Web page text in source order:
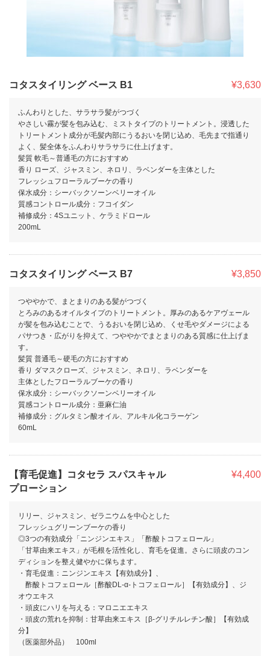
コタスタイリング ベース B1 ¥3,630
ふんわりとした、サラサラ髪がつづく
やさしい霧が髪を包み込む、ミストタイプのトリートメント。浸透した
トリートメント成分が毛髪内部にうるおいを閉じ込め、毛先まで指通り
よく、髪全体をふんわりサラサラに仕上げます。
髪質 軟毛～普通毛の方におすすめ
香り ローズ、ジャスミン、ネロリ、ラベンダーを主体とした
フレッシュフローラルブーケの香り
保水成分：シーバックソーンベリーオイル
質感コントロール成分：フコイダン
補修成分：4Sユニット、ケラミドロール
200mL
コタスタイリング ベース B7 ¥3,850
つややかで、まとまりのある髪がつづく
とろみのあるオイルタイプのトリートメント。厚みのあるケアヴェール
が髪を包み込むことで、うるおいを閉じ込め、くせ毛やダメージによる
パサつき・広がりを抑えて、つややかでまとまりのある質感に仕上げま
す。
髪質 普通毛～硬毛の方におすすめ
香り ダマスクローズ、ジャスミン、ネロリ、ラベンダーを
主体としたフローラルブーケの香り
保水成分：シーバックソーンベリーオイル
質感コントロール成分：亜麻仁油
補修成分：グルタミン酸オイル、アルキル化コラーゲン
60mL
【育毛促進】コタセラ スパスキャル
プローション
¥4,400
リリー、ジャスミン、ゼラニウムを中心とした
フレッシュグリーンブーケの香り
◎3つの有効成分「ニンジンエキス」「酢酸トコフェロール」
「甘草由来エキス」が毛根を活性化し、育毛を促進。さらに頭皮のコン
ディションを整え健やかに保ちます。
・育毛促進：ニンジンエキス【有効成分】、
酢酸トコフェロール［酢酸DL-α-トコフェロール］【有効成分】、ジ
オウエキス
・頭皮にハリを与える：マロニエエキス
・頭皮の荒れを抑制：甘草由来エキス［β-グリチルレチン酸］【有効成
分】
（医薬部外品） 100ml